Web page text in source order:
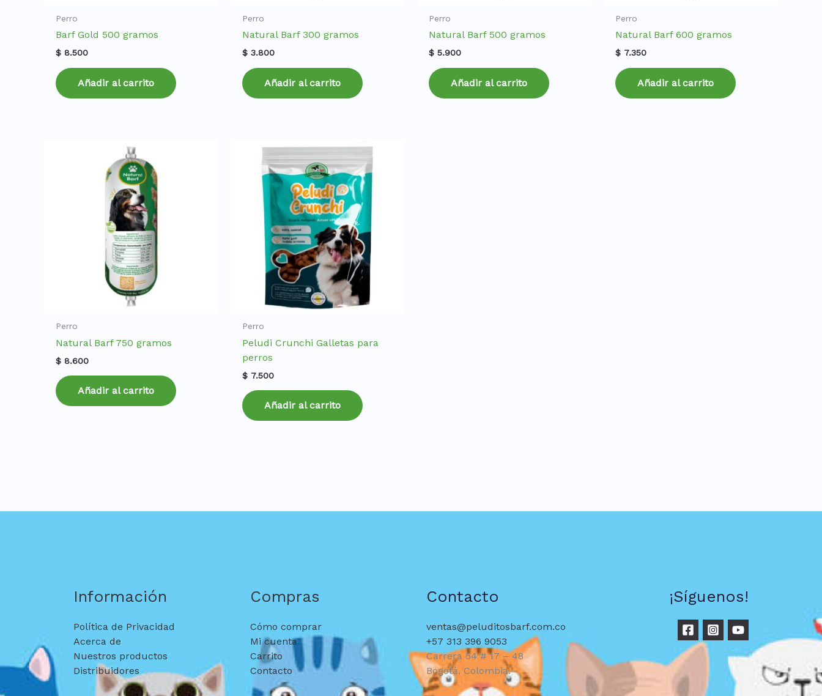
Perro
Barf Gold 500 gramos
$ 8.500
Añadir al carrito
Perro
Natural Barf 300 gramos
$ 3.800
Añadir al carrito
Perro
Natural Barf 500 gramos
$ 5.900
Añadir al carrito
Perro
Natural Barf 600 gramos
$ 7.350
Añadir al carrito
Perro
Natural Barf 750 gramos
$ 8.600
Añadir al carrito
Perro
Peludi Crunchi Galletas para
perros
$ 7.500
Añadir al carrito
Información
Política de Privacidad
Acerca de
Nuestros productos
Distribuidores
Compras
Cómo comprar
Mi cuenta
Carrito
Contacto
Contacto
ventas@peluditosbarf.com.co
+57 313 396 9053
Carrera 54 # 17 – 48
Bogotá, Colombia.
¡Síguenos!